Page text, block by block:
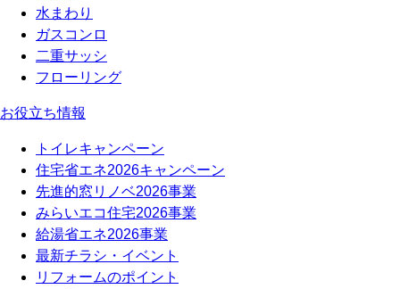
水まわり
ガスコンロ
二重サッシ
フローリング
お役立ち情報
トイレキャンペーン
住宅省エネ2026キャンペーン
先進的窓リノベ2026事業
みらいエコ住宅2026事業
給湯省エネ2026事業
最新チラシ・イベント
リフォームのポイント